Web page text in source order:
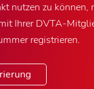
nutzen zu können,
Ihrer DVTA-
registrieren.